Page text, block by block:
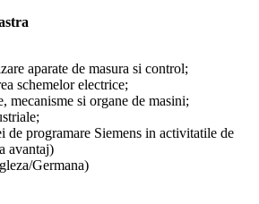
aparate de masura si control;
schemelor electrice;
mecanisme si organe de masini;
de programare Siemens in activitatile de
avantaj)
Germana)